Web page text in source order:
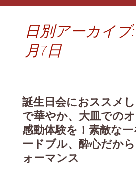
日別アーカイブ:
月7日
誕生日会におススメ
で華やか、大皿での
感動体験を！素敵な
ードブル、酔心だか
ォーマンス